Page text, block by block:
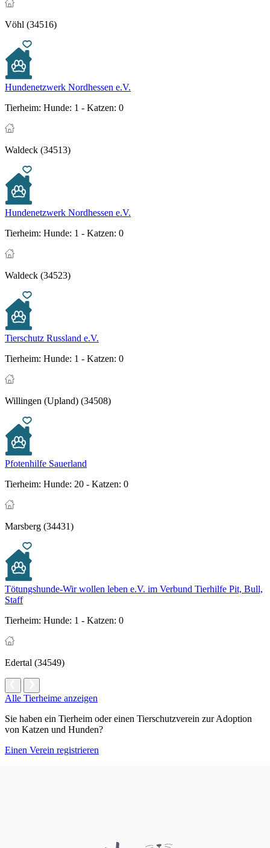
Vöhl (34516)
Hundenetzwerk Nordhessen e.V.
Tierheim: Hunde: 1 - Katzen: 0
Waldeck (34513)
Hundenetzwerk Nordhessen e.V.
Tierheim: Hunde: 1 - Katzen: 0
Waldeck (34523)
Tierschutz Russland e.V.
Tierheim: Hunde: 1 - Katzen: 0
Willingen (Upland) (34508)
Pfotenhilfe Sauerland
Tierheim: Hunde: 20 - Katzen: 0
Marsberg (34431)
Tötungshunde-Wir wollen leben e.V. im Verbund Tierhilfe Pit, Bull,
Staff
Tierheim: Hunde: 1 - Katzen: 0
Edertal (34549)
Alle Tierheime anzeigen
Sie haben ein Tierheim oder einen Tierschutzverein zur Adoption
von Katzen und Hunden?
Einen Verein registrieren